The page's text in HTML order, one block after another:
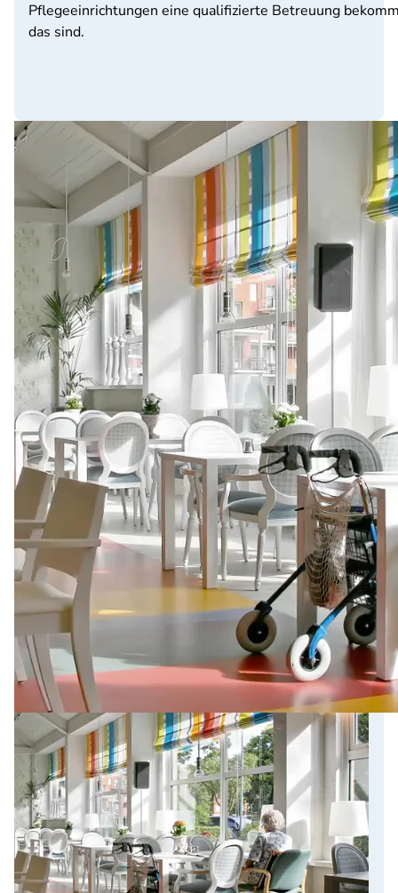
Pflegeeinrichtungen eine qualifizierte Betreuung
das sind.